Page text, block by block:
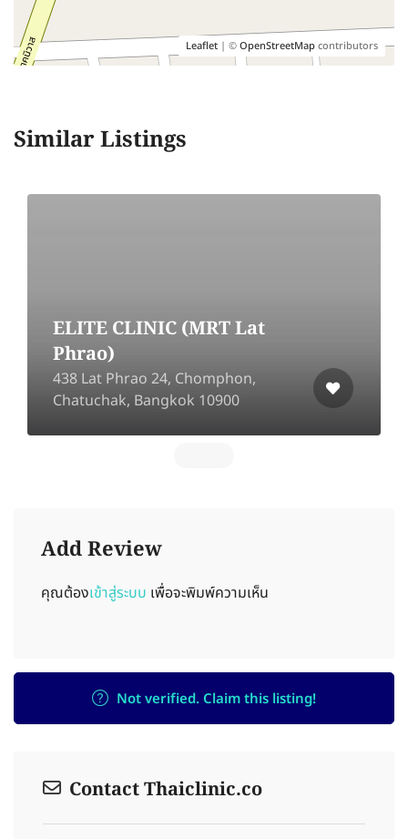
Leaflet | ©OpenStreetMapcontributors
Similar Listings
ELITE CLINIC (MRT Lat
Phrao)
438 Lat Phrao 24, Chomphon,
Chatuchak, Bangkok 10900
Add Review
คุณต้องเข้าสู่ระบบ เพื่อจะพิมพ์ความเห็น
Not verified. Claim this listing!
Contact Thaiclinic.co